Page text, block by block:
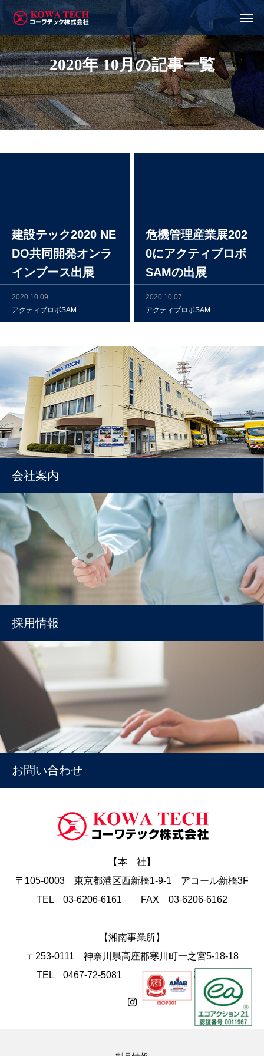
2020年 10月の記事一覧
建設テック2020 NE
DO共同開発オンラ
インブース出展
2020.10.09
アクティブロボSAM
危機管理産業展202
0にアクティブロボ
SAMの出展
2020.10.07
アクティブロボSAM
会社案内
採用情報
お問い合わせ
【本 社】
〒105-0003 東京都港区西新橋1-9-1 アコール新橋3F
TEL 03-6206-6161 FAX 03-6206-6162
【湘南事業所】
〒253-0111 神奈川県高座郡寒川町一之宮5-18-18
TEL 0467-72-5081 FAX 0467-74-4168